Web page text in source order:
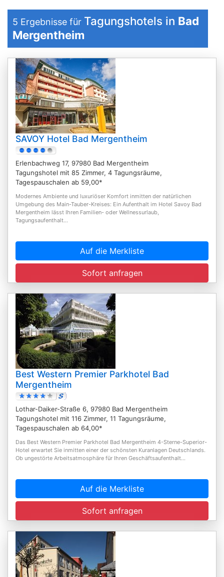
5 Ergebnisse für Tagungshotels in Bad
Mergentheim
SAVOY Hotel Bad Mergentheim
Erlenbachweg 17, 97980 Bad Mergentheim
Tagungshotel mit 85 Zimmer, 4 Tagungsräume,
Tagespauschalen ab 59,00*
Modernes Ambiente und luxuriöser Komfort inmitten der natürlichen
Umgebung des Main-Tauber-Kreises: Ein Aufenthalt im Hotel Savoy Bad
Mergentheim lässt Ihren Familien- oder Wellnessurlaub,
Tagungsaufenthalt...
Auf die Merkliste
Sofort anfragen
Best Western Premier Parkhotel Bad
Mergentheim
Lothar-Daiker-Straße 6, 97980 Bad Mergentheim
Tagungshotel mit 116 Zimmer, 11 Tagungsräume,
Tagespauschalen ab 64,00*
Das Best Western Premier Parkhotel Bad Mergentheim 4-Sterne-Superior-
Hotel erwartet Sie inmitten einer der schönsten Kuranlagen Deutschlands.
Ob ungestörte Arbeitsatmosphäre für Ihren Geschäftsaufenthalt...
Auf die Merkliste
Sofort anfragen